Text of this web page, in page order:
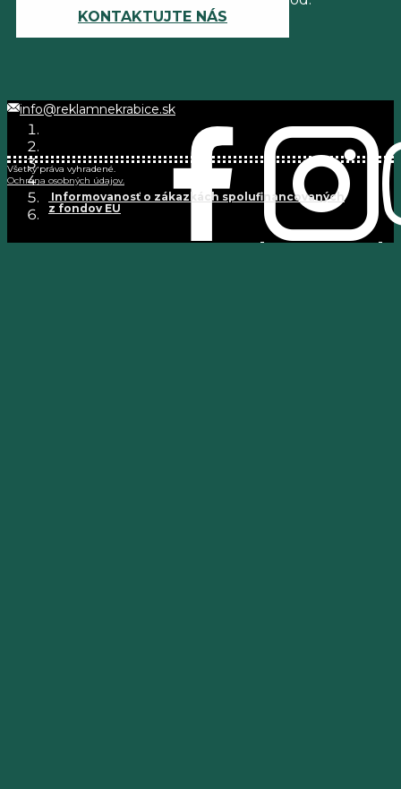
KONTAKTUJTE NÁS
info@reklamnekrabice.sk
Všetky práva vyhradené.
Ochrana osobných údajov.
Informovanosť o zákazkách spolufinancovaných
z fondov EU